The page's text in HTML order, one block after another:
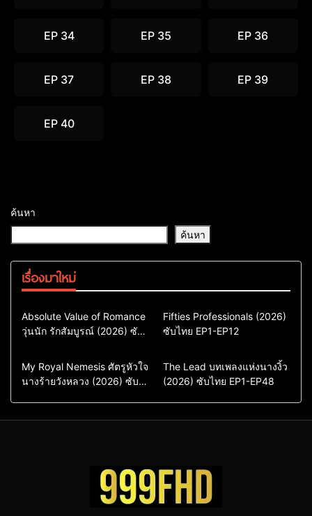
EP 34 EP 35 EP 36
EP 37 EP 38 EP 39
EP 40
ค้นหา
ค้นหา
เรื่องมาใหม่
Comedy
Drama
ซีรี่ย์เกาหลี
ซีรี่ย์เกาหลีพากย์ไทย
Absolute Value of Romance
วุ่นนัก รักสัมบูรณ์ (2026) ซับ
Action & Adventure
Comedy
Drama
ซีรี่ย์เกาหลีซับไทย
Fifties Professionals (2026)
ซับไทย EP1-EP12
Comedy
Drama
Sci-Fi & Fantasy
My Royal Nemesis ศัตรูหัวใจ
นางร้ายวังหลวง (2026) ซับ
Drama
ซีรี่ย์จีน
ซีรี่ย์จีนซับไทย
The Lead บทเพลงแห่งนางงิ้ว
(2026) ซับไทย EP1-EP48